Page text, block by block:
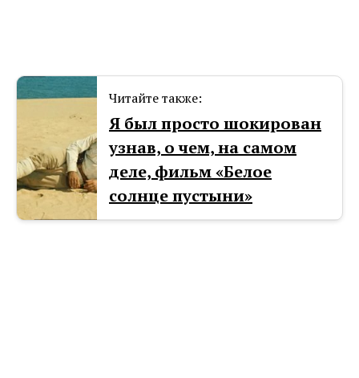
Читайте также:
Я был просто шокирован
узнав, о чем, на самом
деле, фильм «Белое
солнце пустыни»